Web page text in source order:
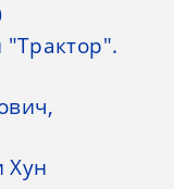
"Трактор".
Хун